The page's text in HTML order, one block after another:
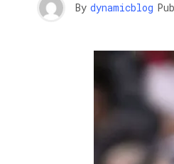
By dynamicblog